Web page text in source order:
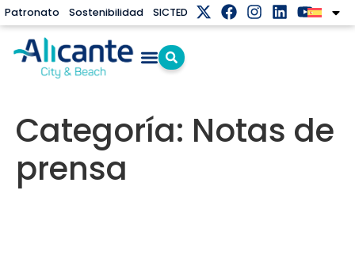
Patronato Sostenibilidad SICTED
Categoría: Notas de
prensa